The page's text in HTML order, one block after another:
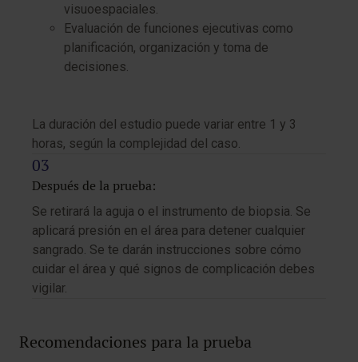
visuoespaciales.
Evaluación de funciones ejecutivas como
planificación, organización y toma de
decisiones.
La duración del estudio puede variar entre 1 y 3
horas, según la complejidad del caso.
Después de la prueba:
Se retirará la aguja o el instrumento de biopsia. Se
aplicará presión en el área para detener cualquier
sangrado. Se te darán instrucciones sobre cómo
cuidar el área y qué signos de complicación debes
vigilar.
Recomendaciones para la prueba